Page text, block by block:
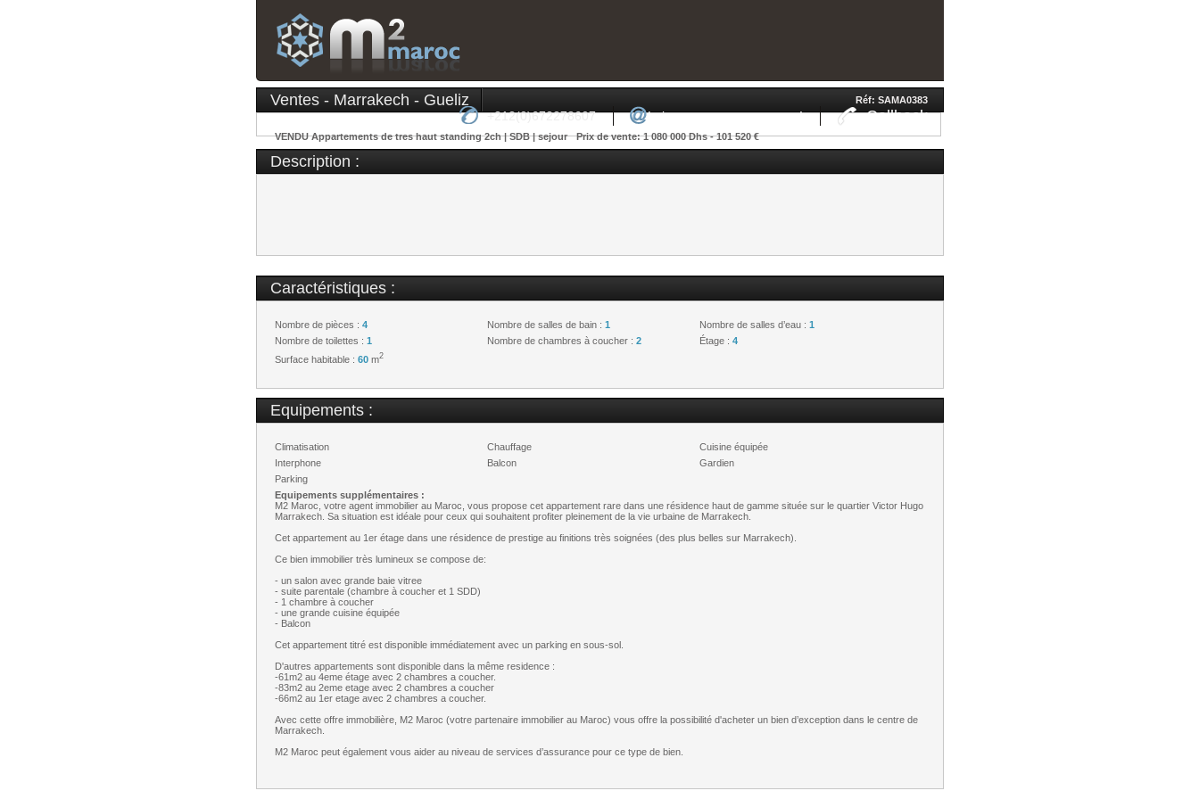
+212(0)672278607 Laissez-nous un message ! Callback
Ventes - Marrakech - Gueliz Réf: SAMA0383
VENDU Appartements de tres haut standing 2ch | SDB | sejour Prix de vente: 1 080 000 Dhs - 101 520 €
Description :
Caractéristiques :
Nombre de pièces : 4 Nombre de salles de bain : 1 Nombre de salles d’eau : 1
Nombre de toilettes : 1 Nombre de chambres à coucher : 2 Étage : 4
Surface habitable : 60m2
Equipements :
Climatisation Chauffage
Cuisine équipée
Interphone
Balcon
Gardien
Parking
Equipements supplémentaires :
M2 Maroc, votre agent immobilier au Maroc, vous propose cet appartement rare dans une résidence haut de gamme située sur le quartier Victor Hugo
Marrakech. Sa situation est idéale pour ceux qui souhaitent profiter pleinement de la vie urbaine de Marrakech.
Cet appartement au 1er étage dans une résidence de prestige au finitions très soignées (des plus belles sur Marrakech).
Ce bien immobilier très lumineux se compose de:
- un salon avec grande baie vitree
- suite parentale (chambre à coucher et 1 SDD)
- 1 chambre à coucher
- une grande cuisine équipée
- Balcon
Cet appartement titré est disponible immédiatement avec un parking en sous-sol.
D'autres appartements sont disponible dans la même residence :
-61m2 au 4eme étage avec 2 chambres a coucher.
-83m2 au 2eme etage avec 2 chambres a coucher
-66m2 au 1er etage avec 2 chambres a coucher.
Avec cette offre immobilière, M2 Maroc (votre partenaire immobilier au Maroc) vous offre la possibilité d'acheter un bien d’exception dans le centre de
Marrakech.
M2 Maroc peut également vous aider au niveau de services d’assurance pour ce type de bien.